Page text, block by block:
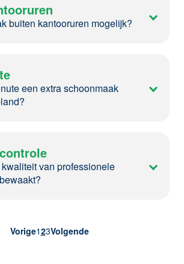
buiten kantooruren mogelijk?
een extra schoonmaak
van professionele
Vorige123Volgende